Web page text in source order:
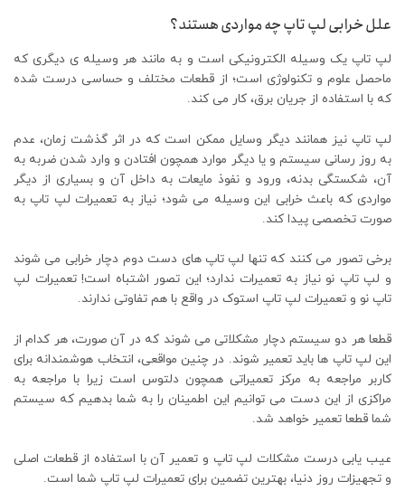
علل خرابی لپ تاپ چه مواردی هستند؟
لپ تاپ یک وسیله الکترونیکی است و به مانند هر وسیله ی دیگری که
ماحصل علوم و تکنولوژی است؛ از قطعات مختلف و حساسی درست شده
که با استفاده از جریان برق، کار می کند.
لپ تاپ نیز همانند دیگر وسایل ممکن است که در اثر گذشت زمان، عدم
به روز رسانی سیستم و یا دیگر موارد همچون افتادن و وارد شدن ضربه به
آن، شکستگی بدنه، ورود و نفوذ مایعات به داخل آن و بسیاری از دیگر
مواردی که باعث خرابی این وسیله می شود؛ نیاز به تعمیرات لپ تاپ به
صورت تخصصی پیدا کند.
برخی تصور می کنند که تنها لپ تاپ های دست دوم دچار خرابی می شوند
و لپ تاپ نو نیاز به تعمیرات ندارد؛ این تصور اشتباه است! تعمیرات لپ
تاپ نو و تعمیرات لپ تاپ استوک در واقع با هم تفاوتی ندارند.
قطعا هر دو سیستم دچار مشکلاتی می شوند که در آن صورت، هر کدام از
این لپ تاپ ها باید تعمیر شوند. در چنین مواقعی، انتخاب هوشمندانه برای
کاربر مراجعه به مرکز‌ تعمیراتی همچون دلتوس است زیرا با مراجعه به
مراکزی از این دست می توانیم این اطمینان را به شما بدهیم که سیستم
شما قطعا تعمیر خواهد شد.
عیب یابی درست مشکلات لپ تاپ و تعمیر آن با استفاده از قطعات اصلی
و تجهیزات روز دنیا، بهترین تضمین برای تعمیرات لپ تاپ شما است.